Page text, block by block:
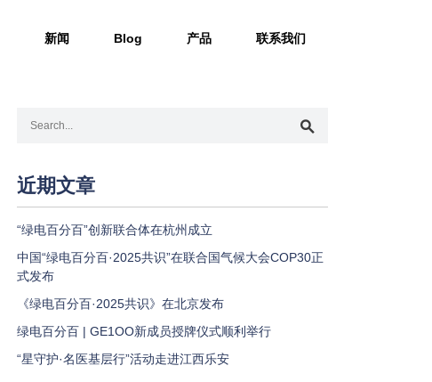
新闻 Blog 产品 联系我们
近期文章
“绿电百分百”创新联合体在杭州成立
中国“绿电百分百·2025共识”在联合国气候大会COP30正
式发布
《绿电百分百·2025共识》在北京发布
绿电百分百 | GE1OO新成员授牌仪式顺利举行
“星守护·名医基层行”活动走进江西乐安